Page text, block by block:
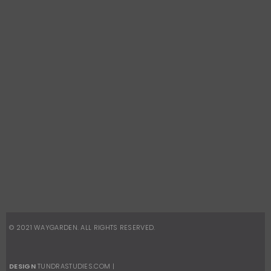
© 2021WAYGARDEN. ALL RIGHTS RESERVED.
DESIGN TUNDRASTUDIES.COM |